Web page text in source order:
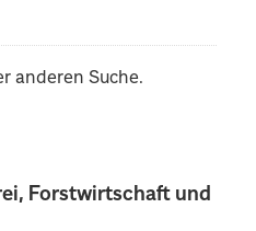
Forstwirtschaft und
anderen Suche.